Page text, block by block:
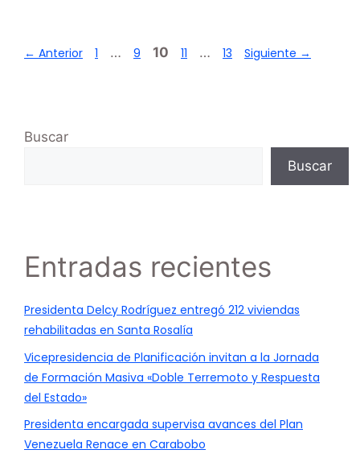
← Anterior 1 … 9 10 11 … 13 Siguiente →
Buscar
Buscar
Entradas recientes
Presidenta Delcy Rodríguez entregó 212 viviendas
rehabilitadas en Santa Rosalía
Vicepresidencia de Planificación invitan a la Jornada
de Formación Masiva «Doble Terremoto y Respuesta
del Estado»
Presidenta encargada supervisa avances del Plan
Venezuela Renace en Carabobo